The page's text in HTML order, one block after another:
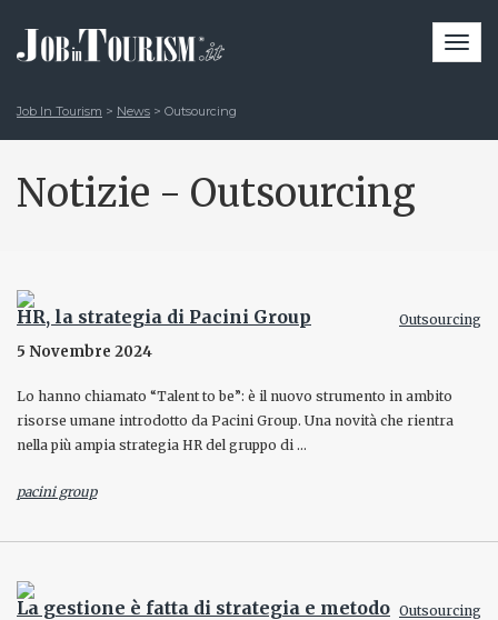
Job In Tourism > News > Outsourcing
Notizie - Outsourcing
HR, la strategia di Pacini Group Outsourcing
5 Novembre 2024
Lo hanno chiamato “Talent to be”: è il nuovo strumento in ambito
risorse umane introdotto da Pacini Group. Una novità che rientra
nella più ampia strategia HR del gruppo di …
pacini group
La gestione è fatta di strategia e metodo Outsourcing